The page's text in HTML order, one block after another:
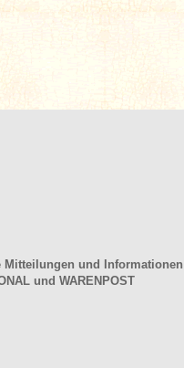
und Informationen
und WARENPOST